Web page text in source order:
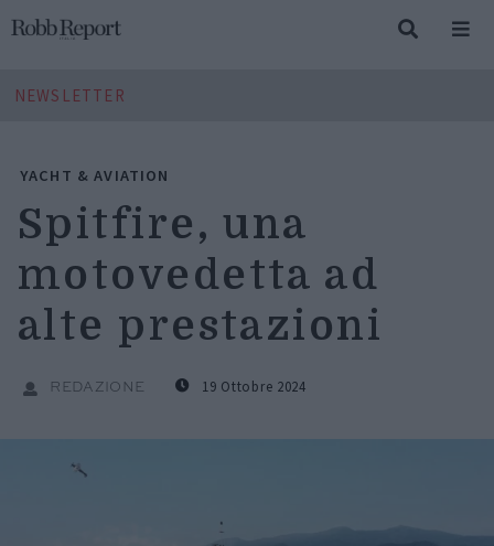
NEWSLETTER
YACHT & AVIATION
Spitfire, una
motovedetta ad
alte prestazioni
REDAZIONE 19 Ottobre 2024